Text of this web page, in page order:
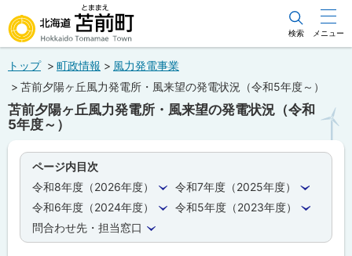
文
メ
ュ
ー
北海道苫前町
Hokkaido Tomamae Town
検索 メニュー
トップ 町政情報
風力発電事業
苫前夕陽ヶ丘風力発電所・風来望の発電状況（令和5年度～）
苫前夕陽ヶ丘風力発電所・風来望の発電状況（令和
5年度～）
ページ内目次
令和8年度（2026年度）
令和7年度（2025年度）
令和6年度（2024年度）
令和5年度（2023年度）
問合わせ先・担当窓口